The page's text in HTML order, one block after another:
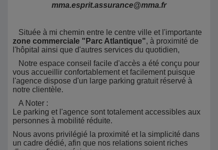
mma.esprit.assurance@mma.fr
Située à mi chemin entre le centre ville et l'importante
zone commerciale "Parc Atlantique", à proximité de
l'hôpital ainsi que d'autres services du quotidien,
Notre espace conseil facile d'accès a été conçu pour
vous accueillir confortablement et facilement puisque
l'agence dispose d'un large parking gratuit réservé à
notre clientèle.
A Noter :
Le parking et l'agence sont totalement accessibles aux
personnes à mobilité réduite.
Nous avons privilégié la proximité et la simplicité dans
un cadre dédié, afin que nos relations soient riches